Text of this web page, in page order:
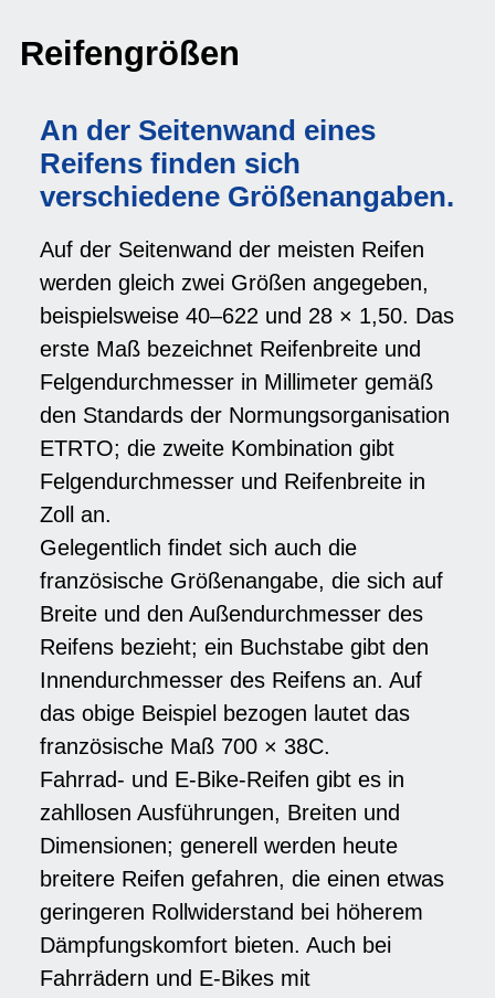
Reifengrößen
An der Seitenwand eines
Reifens finden sich
verschiedene Größenangaben.
Auf der Seitenwand der meisten Reifen
werden gleich zwei Größen angegeben,
beispielsweise 40–622 und 28 × 1,50. Das
erste Maß bezeichnet Reifenbreite und
Felgendurchmesser in Millimeter gemäß
den Standards der Normungsorganisation
ETRTO; die zweite Kombination gibt
Felgendurchmesser und Reifenbreite in
Zoll an.
Gelegentlich findet sich auch die
französische Größenangabe, die sich auf
Breite und den Außendurchmesser des
Reifens bezieht; ein Buchstabe gibt den
Innendurchmesser des Reifens an. Auf
das obige Beispiel bezogen lautet das
französische Maß 700 × 38C.
Fahrrad- und E-Bike-Reifen gibt es in
zahllosen Ausführungen, Breiten und
Dimensionen; generell werden heute
breitere Reifen gefahren, die einen etwas
geringeren Rollwiderstand bei höherem
Dämpfungskomfort bieten. Auch bei
Fahrrädern und E-Bikes mit